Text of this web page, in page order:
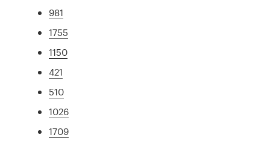
981
1755
1150
421
510
1026
1709